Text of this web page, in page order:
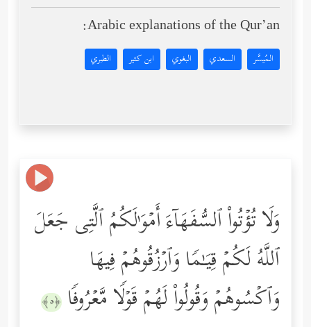
Arabic explanations of the Qur’an:
المُيسَّر السعدي البغوي ابن كثير الطبري
وَلَا تُؤۡتُواْ ٱلسُّفَهَاۤءَ أَمۡوَ ٰ⁠لَكُمُ ٱلَّتِی جَعَلَ
ٱللَّهُ لَكُمۡ قِیَـٰمࣰا وَٱرۡزُقُوهُمۡ فِیهَا
وَٱكۡسُوهُمۡ وَقُولُواْ لَهُمۡ قَوۡلࣰا مَّعۡرُوفࣰا ﴿٥﴾